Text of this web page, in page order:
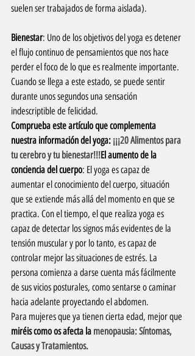
suelen ser trabajados de forma aislada).
Bienestar: Uno de los objetivos del yoga es detener
el flujo continuo de pensamientos que nos hace
perder el foco de lo que es realmente importante.
Cuando se llega a este estado, se puede sentir
durante unos segundos una sensación
indescriptible de felicidad.
Comprueba este artículo que complementa
nuestra información del yoga: ¡¡¡20 Alimentos para
tu cerebro y tu bienestar!!!El aumento de la
conciencia del cuerpo: El yoga es capaz de
aumentar el conocimiento del cuerpo, situación
que se extiende más allá del momento en que se
practica. Con el tiempo, el que realiza yoga es
capaz de detectar los signos más evidentes de la
tensión muscular y por lo tanto, es capaz de
controlar mejor las situaciones de estrés. La
persona comienza a darse cuenta más fácilmente
de sus vicios posturales, como sentarse o caminar
hacia adelante proyectando el abdomen.
Para mujeres que ya tienen cierta edad, mejor que
miréis como os afecta la menopausia: Síntomas,
Causas y Tratamientos.